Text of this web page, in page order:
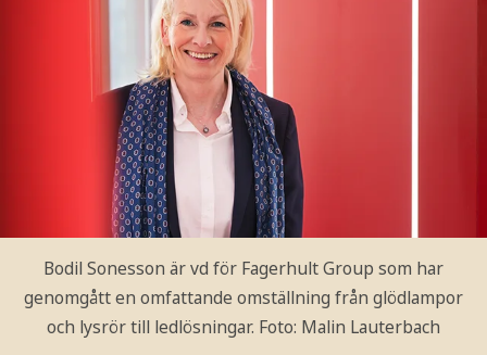
Bodil Sonesson är vd för Fagerhult Group som har
genomgått en omfattande omställning från glödlampor
och lysrör till ledlösningar. Foto: Malin Lauterbach